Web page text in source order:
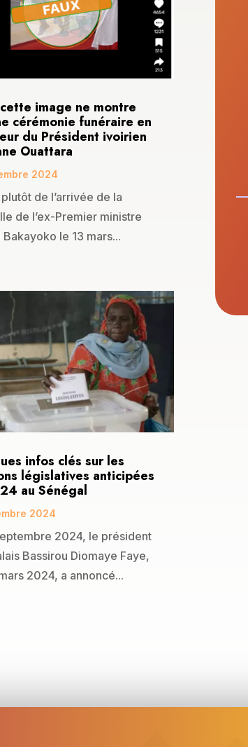
cette image ne montre
cérémonie funéraire en
du Président ivoirien
Ouattara
2024
plutôt de l’arrivée de la
de l’ex-Premier ministre
Bakayoko le 13 mars...
infos clés sur les
législatives anticipées
au Sénégal
2024
2024, le président
Bassirou Diomaye Faye,
2024, a annoncé...